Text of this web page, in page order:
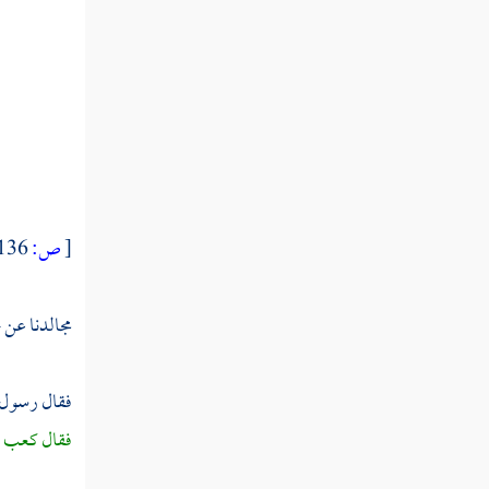
[ص:
مجالدنا
فقال
فقالكعب